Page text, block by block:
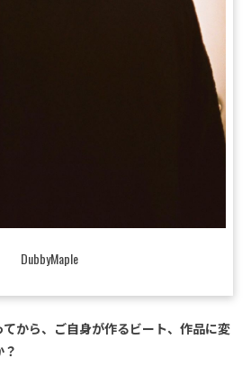
DubbyMaple
から、ご自身が作るビート、作品に変